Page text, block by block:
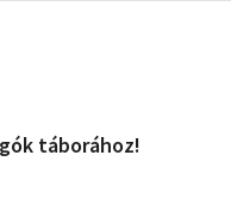
táborához!